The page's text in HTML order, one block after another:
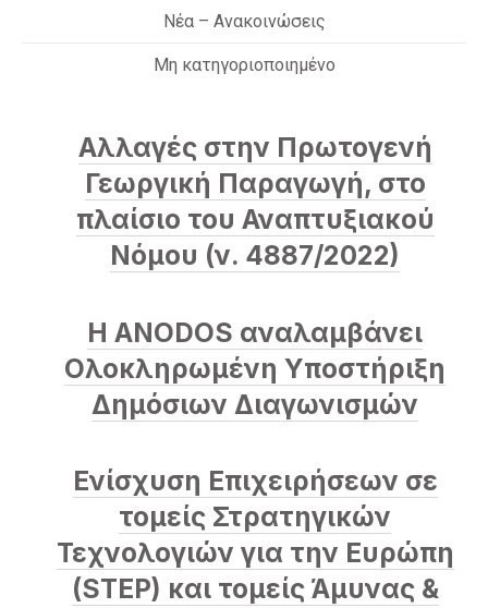
Nέα – Ανακοινώσεις
Μη κατηγοριοποιημένο
Αλλαγές στην Πρωτογενή
Γεωργική Παραγωγή, στο
πλαίσιο του Αναπτυξιακού
Νόμου (ν. 4887/2022)
Η ANODOS αναλαμβάνει
Ολοκληρωμένη Υποστήριξη
Δημόσιων Διαγωνισμών
Ενίσχυση Επιχειρήσεων σε
τομείς Στρατηγικών
Τεχνολογιών για την Ευρώπη
(STEP) και τομείς Άμυνας &